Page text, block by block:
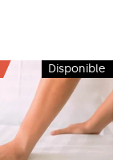
Disponible